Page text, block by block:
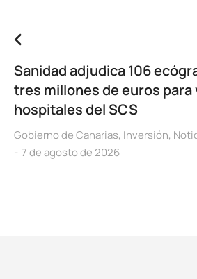
Sanidad adjudica 106
tres millones de euros para
hospitales del SCS
Gobierno de Canarias, Inversión,
7 de agosto de 2026